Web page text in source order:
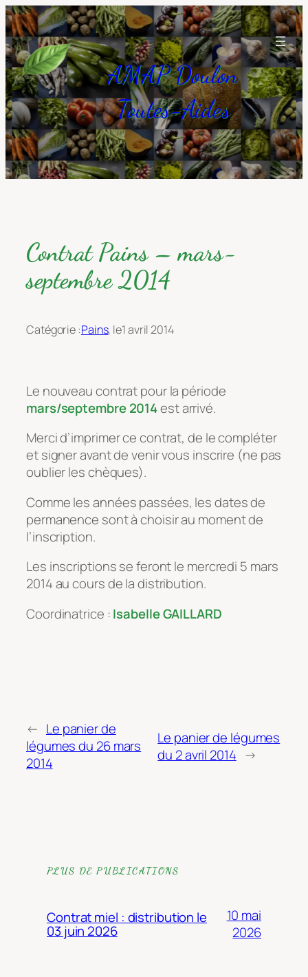
Aller
au
contenu
AMAP Doulon
Toutes-Aides
Contrat Pains – mars-
septembre 2014
Catégorie :Pains, le1 avril 2014
Le nouveau contrat pour la période
mars/septembre 2014est arrivé.
Merci d’imprimer ce contrat, de le compléter
et signer avant de venir vous inscrire (ne pas
oublier les chèques).
Comme les années passées, les dates de
permanence sont à choisir au moment de
l’inscription.
Les inscriptions se feront le mercredi 5 mars
2014 au cours de la distribution.
Coordinatrice :Isabelle GAILLARD
← Le panier de
légumes du 26 mars
2014
Le panier de légumes
du 2 avril 2014 →
PLUS DE PUBLICATIONS
Contrat miel : distribution le
03 juin 2026
10 mai
2026